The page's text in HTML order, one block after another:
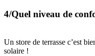
4/Quel niveau de
Un store de terrasse c’est
solaire !